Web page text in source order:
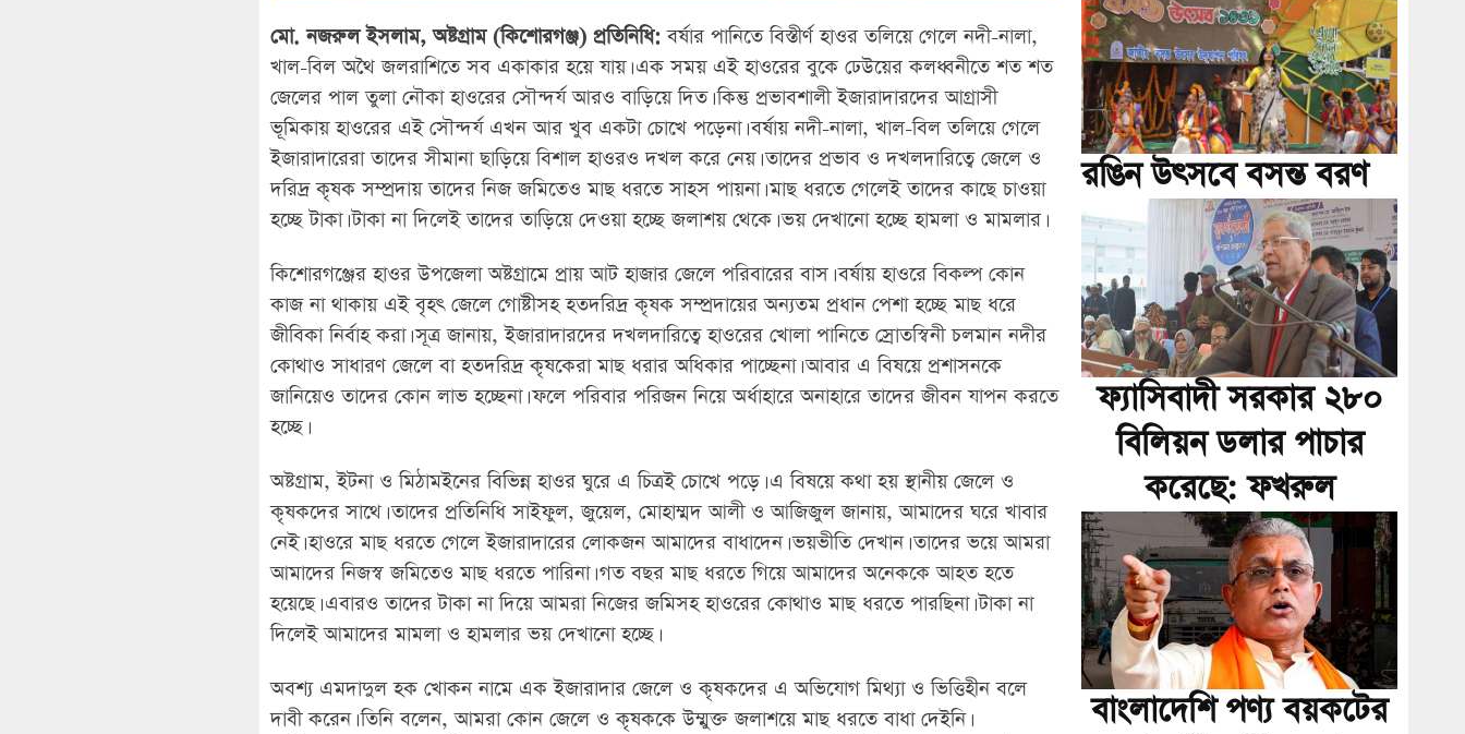
মো. নজরুল ইসলাম, অষ্টগ্রাম (কিশোরগঞ্জ) প্রতিনিধি: বর্ষার পানিতে বিস্তীর্ণ হাওর তলিয়ে গেলে নদী-নালা,
খাল-বিল অথৈ জলরাশিতে সব একাকার হয়ে যায়। এক সময় এই হাওরের বুকে ঢেউয়ের কলধ্বনীতে শত শত
জেলের পাল তুলা নৌকা হাওরের সৌন্দর্য আরও বাড়িয়ে দিত। কিন্তু প্রভাবশালী ইজারাদারদের আগ্রাসী
ভূমিকায় হাওরের এই সৌন্দর্য এখন আর খুব একটা চোখে পড়েনা। বর্ষায় নদী-নালা, খাল-বিল তলিয়ে গেলে
ইজারাদারেরা তাদের সীমানা ছাড়িয়ে বিশাল হাওরও দখল করে নেয়। তাদের প্রভাব ও দখলদারিত্বে জেলে ও
দরিদ্র কৃষক সম্প্রদায় তাদের নিজ জমিতেও মাছ ধরতে সাহস পায়না। মাছ ধরতে গেলেই তাদের কাছে চাওয়া
হচ্ছে টাকা। টাকা না দিলেই তাদের তাড়িয়ে দেওয়া হচ্ছে জলাশয় থেকে। ভয় দেখানো হচ্ছে হামলা ও মামলার।
কিশোরগঞ্জের হাওর উপজেলা অষ্টগ্রামে প্রায় আট হাজার জেলে পরিবারের বাস। বর্ষায় হাওরে বিকল্প কোন
কাজ না থাকায় এই বৃহৎ জেলে গোষ্টীসহ হতদরিদ্র কৃষক সম্প্রদায়ের অন্যতম প্রধান পেশা হচ্ছে মাছ ধরে
জীবিকা নির্বাহ করা। সূত্র জানায়, ইজারাদারদের দখলদারিত্বে হাওরের খোলা পানিতে স্রোতস্বিনী চলমান নদীর
কোথাও সাধারণ জেলে বা হতদরিদ্র কৃষকেরা মাছ ধরার অধিকার পাচ্ছেনা। আবার এ বিষয়ে প্রশাসনকে
জানিয়েও তাদের কোন লাভ হচ্ছেনা। ফলে পরিবার পরিজন নিয়ে অর্ধাহারে অনাহারে তাদের জীবন যাপন করতে
হচ্ছে।
অষ্টগ্রাম, ইটনা ও মিঠামইনের বিভিন্ন হাওর ঘুরে এ চিত্রই চোখে পড়ে। এ বিষয়ে কথা হয় স্থানীয় জেলে ও
কৃষকদের সাথে। তাদের প্রতিনিধি সাইফুল, জুয়েল, মোহাম্মদ আলী ও আজিজুল জানায়, আমাদের ঘরে খাবার
নেই। হাওরে মাছ ধরতে গেলে ইজারাদারের লোকজন আমাদের বাধাদেন। ভয়ভীতি দেখান। তাদের ভয়ে আমরা
আমাদের নিজস্ব জমিতেও মাছ ধরতে পারিনা। গত বছর মাছ ধরতে গিয়ে আমাদের অনেককে আহত হতে
হয়েছে। এবারও তাদের টাকা না দিয়ে আমরা নিজের জমিসহ হাওরের কোথাও মাছ ধরতে পারছিনা। টাকা না
দিলেই আমাদের মামলা ও হামলার ভয় দেখানো হচ্ছে।
অবশ্য এমদাদুল হক খোকন নামে এক ইজারাদার জেলে ও কৃষকদের এ অভিযোগ মিথ্যা ও ভিত্তিহীন বলে
দাবী করেন। তিনি বলেন, আমরা কোন জেলে ও কৃষককে উম্মুক্ত জলাশয়ে মাছ ধরতে বাধা দেইনি।
রঙিন উৎসবে বসন্ত বরণ
ফ্যাসিবাদী সরকার ২৮০
বিলিয়ন ডলার পাচার
করেছে: ফখরুল
বাংলাদেশি পণ্য বয়কটের